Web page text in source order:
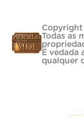
Copyright
Todas as
É vedada
qualquer